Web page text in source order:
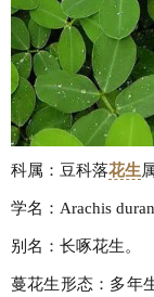
科属：豆科落花生
学名：Arachis
别名：长啄花生。
蔓花生形态：多年